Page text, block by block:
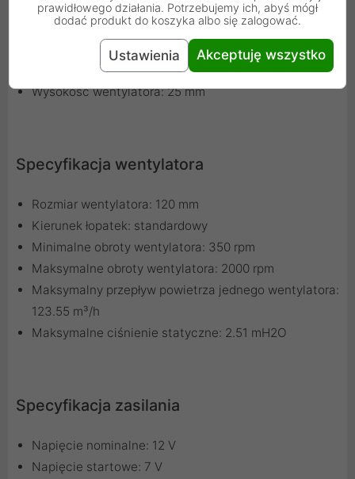
Wymiary
Długość/głębokość: 120 mm
Szerokość: 120 mm
Wysokość wentylatora: 25 mm
Specyfikacja wentylatora
Rozmiar wentylatora: 120 mm
Kierunek łopatek: standardowy
Minimalne obroty wentylatora: 350 rpm
Maksymalne obroty wentylatora: 2000 rpm
Maksymalny przepływ powietrza jednego wentylatora:
123.55 m³/h
Maksymalne ciśnienie statyczne: 2.51 mH2O
Specyfikacja zasilania
Napięcie nominalne: 12 V
Napięcie startowe: 7 V
prawidłowego działania. Potrzebujemy ich, abyś mógł
dodać produkt do koszyka albo się zalogować.
Ustawienia Akceptuję wszystko